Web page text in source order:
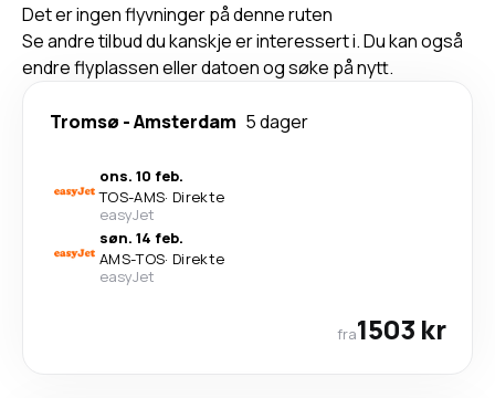
Det er ingen flyvninger på denne ruten
Se andre tilbud du kanskje er interessert i. Du kan også
endre flyplassen eller datoen og søke på nytt.
Tromsø -Amsterdam 5 dager
ons. 10 feb.
TOS-AMS· Direkte
easyJet
søn. 14 feb.
AMS-TOS· Direkte
easyJet
fra1503 kr